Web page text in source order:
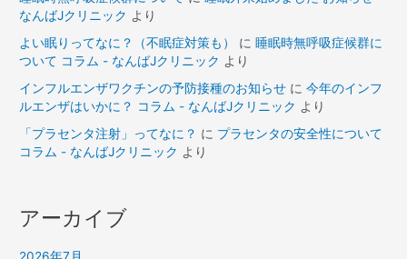
なんばJクリニック より
よい眠りってなに？（不眠症対策も）
に 睡眠時無呼吸症候群に
ついて コラム - なんばJクリニック より
インフルエンザワクチンの予防接種のお知らせ に今年のインフ
ルエンザはいかに？ コラム - なんばJクリニック より
「プラセンタ注射」ってなに？ に プラセンタの安全性について
コラム - なんばJクリニック より
アーカイブ
2026年7月